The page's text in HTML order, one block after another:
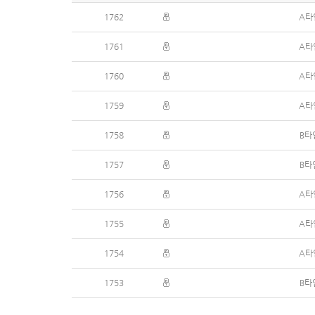
1762 A타
1761 A타
1760 A타
1759 A타
1758 B타
1757 B타
1756 A타
1755 A타
1754 A타
1753 B타